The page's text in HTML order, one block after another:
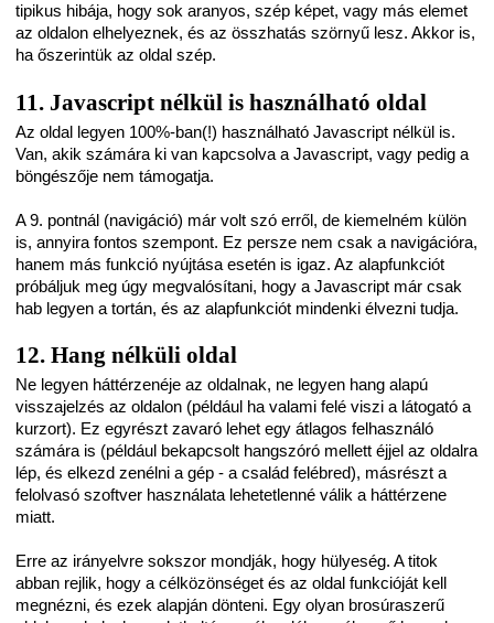
tipikus hibája, hogy sok aranyos, szép képet, vagy más elemet
az oldalon elhelyeznek, és az összhatás szörnyű lesz. Akkor is,
ha őszerintük az oldal szép.
11. Javascript nélkül is használható oldal
Az oldal legyen 100%-ban(!) használható Javascript nélkül is.
Van, akik számára ki van kapcsolva a Javascript, vagy pedig a
böngészője nem támogatja.
A 9. pontnál (navigáció) már volt szó erről, de kiemelném külön
is, annyira fontos szempont. Ez persze nem csak a navigációra,
hanem más funkció nyújtása esetén is igaz. Az alapfunkciót
próbáljuk meg úgy megvalósítani, hogy a Javascript már csak
hab legyen a tortán, és az alapfunkciót mindenki élvezni tudja.
12. Hang nélküli oldal
Ne legyen háttérzenéje az oldalnak, ne legyen hang alapú
visszajelzés az oldalon (például ha valami felé viszi a látogató a
kurzort). Ez egyrészt zavaró lehet egy átlagos felhasználó
számára is (például bekapcsolt hangszóró mellett éjjel az oldalra
lép, és elkezd zenélni a gép - a család felébred), másrészt a
felolvasó szoftver használata lehetetlenné válik a háttérzene
miatt.
Erre az irányelvre sokszor mondják, hogy hülyeség. A titok
abban rejlik, hogy a célközönséget és az oldal funkcióját kell
megnézni, és ezek alapján dönteni. Egy olyan brosúraszerű